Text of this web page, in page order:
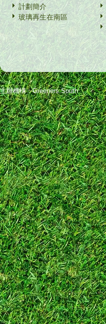
計劃簡介
玻璃再生在南區
主辦機構：Greeners South